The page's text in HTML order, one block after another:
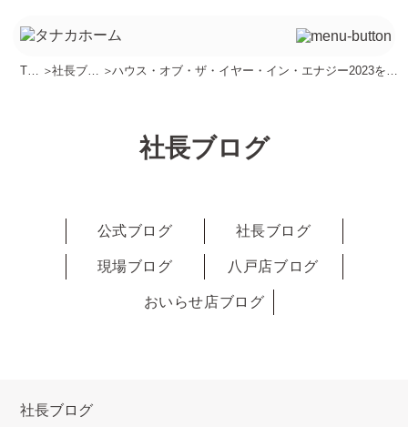
TO ＞社長ブロ ＞ハウス・オブ・ザ・イヤー・イン・エナジー2023を受
社長ブログ
公式ブログ 社長ブログ
現場ブログ 八戸店ブログ
おいらせ店ブログ
社長ブログ